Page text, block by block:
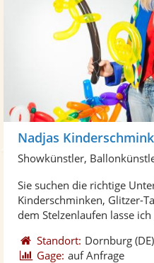
Showkünstler,
Sie suchen die richtige
Kinderschminken, Glitzer-
dem Stelzenlaufen lasse
Standort: Dornburg (DE)
Gage: auf Anfrage